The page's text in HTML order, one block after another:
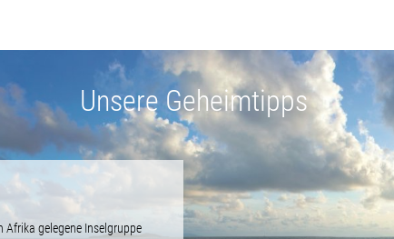
gelegene Inselgruppe
Unsere Geheimtipps